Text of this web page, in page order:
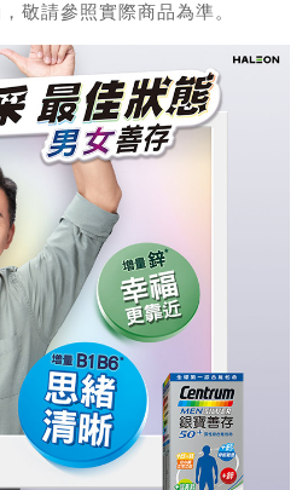
敬請參照實際商品為準。